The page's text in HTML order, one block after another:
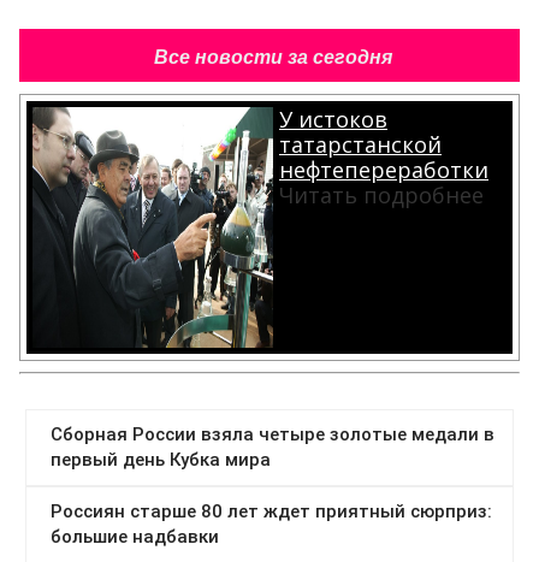
Все новости за сегодня
У истоков
татарстанской
нефтепереработки
Читать подробнее